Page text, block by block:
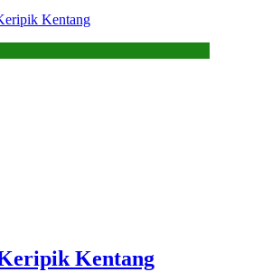
Kentang